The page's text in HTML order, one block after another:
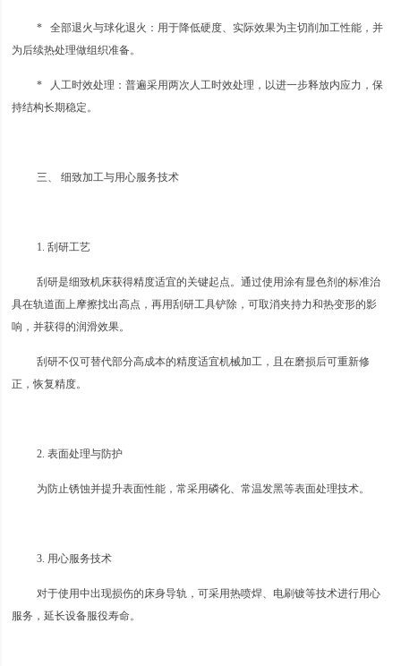
* 全部退火与球化退火：用于降低硬度、实际效果为主切削加工性能，并
为后续热处理做组织准备。
* 人工时效处理：普遍采用两次人工时效处理，以进一步释放内应力，保
持结构长期稳定。
三、 细致加工与用心服务技术
1. 刮研工艺
刮研是细致机床获得精度适宜的关键起点。通过使用涂有显色剂的标准治
具在轨道面上摩擦找出高点，再用刮研工具铲除，可取消夹持力和热变形的影
响，并获得的润滑效果。
刮研不仅可替代部分高成本的精度适宜机械加工，且在磨损后可重新修
正，恢复精度。
2. 表面处理与防护
为防止锈蚀并提升表面性能，常采用磷化、常温发黑等表面处理技术。
3. 用心服务技术
对于使用中出现损伤的床身导轨，可采用热喷焊、电刷镀等技术进行用心
服务，延长设备服役寿命。